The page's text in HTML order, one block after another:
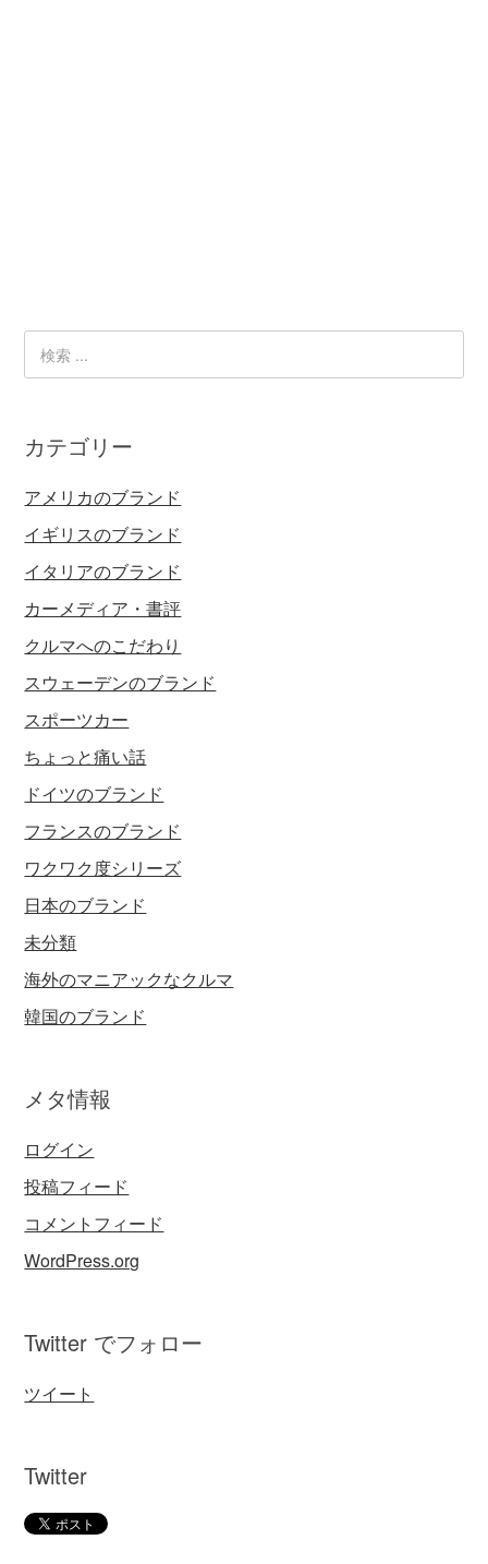
カテゴリー
アメリカのブランド
イギリスのブランド
イタリアのブランド
カーメディア・書評
クルマへのこだわり
スウェーデンのブランド
スポーツカー
ちょっと痛い話
ドイツのブランド
フランスのブランド
ワクワク度シリーズ
日本のブランド
未分類
海外のマニアックなクルマ
韓国のブランド
メタ情報
ログイン
投稿フィード
コメントフィード
WordPress.org
Twitter でフォロー
ツイート
Twitter